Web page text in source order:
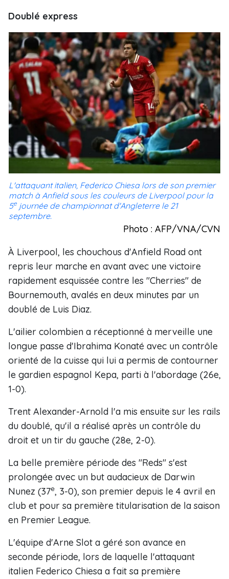
Doublé express
L'attaquant italien, Federico Chiesa lors de son premier
match à Anfield sous les couleurs de Liverpool pour la
5e journée de championnat d'Angleterre le 21
septembre.
Photo : AFP/VNA/CVN
À Liverpool, les chouchous d'Anfield Road ont
repris leur marche en avant avec une victoire
rapidement esquissée contre les "Cherries" de
Bournemouth, avalés en deux minutes par un
doublé de Luis Diaz.
L'ailier colombien a réceptionné à merveille une
longue passe d'Ibrahima Konaté avec un contrôle
orienté de la cuisse qui lui a permis de contourner
le gardien espagnol Kepa, parti à l'abordage (26e,
1-0).
Trent Alexander-Arnold l'a mis ensuite sur les rails
du doublé, qu'il a réalisé après un contrôle du
droit et un tir du gauche (28e, 2-0).
La belle première période des "Reds" s'est
prolongée avec un but audacieux de Darwin
Nunez (37e, 3-0), son premier depuis le 4 avril en
club et pour sa première titularisation de la saison
en Premier League.
L'équipe d'Arne Slot a géré son avance en
seconde période, lors de laquelle l'attaquant
italien Federico Chiesa a fait sa première